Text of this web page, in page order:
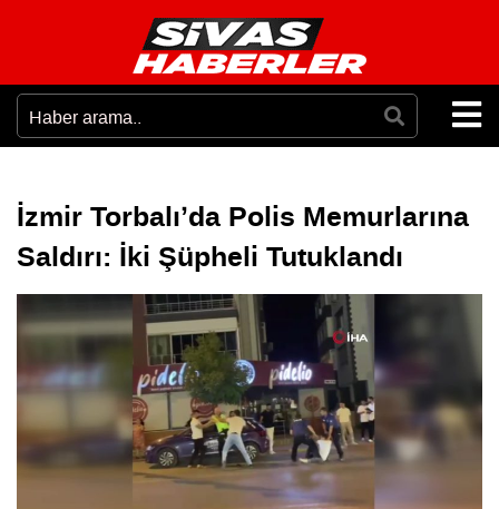
İzmir Torbalı’da Polis Memurlarına
Saldırı: İki Şüpheli Tutuklandı